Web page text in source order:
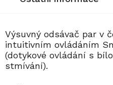
Výsuvný odsávač par v
intuitivním ovládáním
(dotykové ovládání s
stmívání).